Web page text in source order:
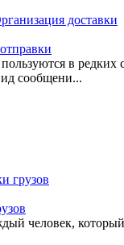
доставки
в редких
сообщени...
грузов
человек, который